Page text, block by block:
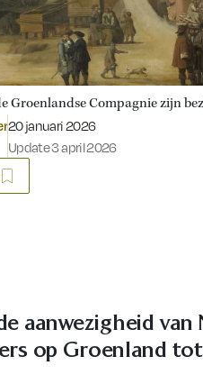
Groenlandse Compagnie zijn
Gepubliceerd op:
20 januari 2026
Update 3 april 2026
aanwezigheid van
op Groenland